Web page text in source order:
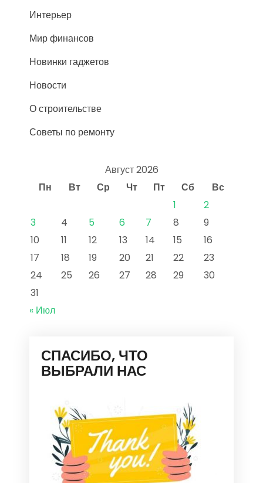
Интерьер
Мир финансов
Новинки гаджетов
Новости
О строительстве
Советы по ремонту
Август 2026
Пн
Вт Ср Чт Пт Сб
Вс
1
2
3
4 5 6 7 8
9
10
11 12 13 14 15
16
17
18 19 20 21 22
23
24
25 26 27 28 29
30
31
« Июл
СПАСИБО, ЧТО
ВЫБРАЛИ НАС